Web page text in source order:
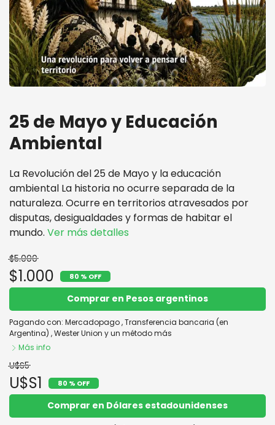
25 de Mayo y Educación
Ambiental
La Revolución del 25 de Mayo y la educación
ambiental La historia no ocurre separada de la
naturaleza. Ocurre en territorios atravesados por
disputas, desigualdades y formas de habitar el
mundo. Ver más detalles
$5.000
$1.000 80 % OFF
Comprar en Pesos argentinos
Pagando con: Mercadopago,Transferencia bancaria (en
Argentina) ,Wester Union y un método más
Más info
U$S5
U$S1 80 % OFF
Comprar en Dólares estadounidenses